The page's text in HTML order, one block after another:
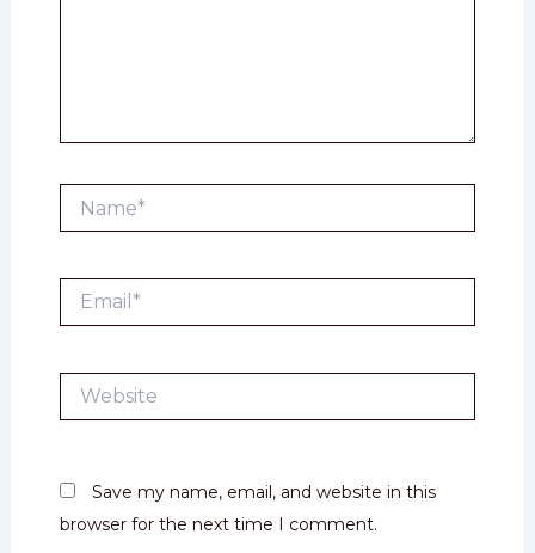
Email*
Website
Save my name, email, and website in this
browser for the next time I comment.